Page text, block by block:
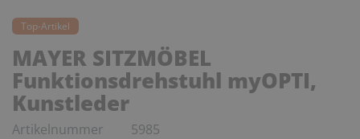
Top-Artikel
MAYER SITZMÖBEL
Funktionsdrehstuhl myOPTI,
Kunstleder
Artikelnummer 5985